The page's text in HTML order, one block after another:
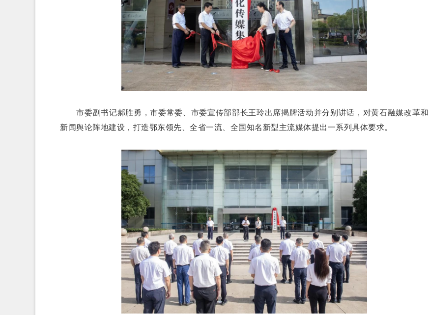
市委副书记郝胜勇，市委常委、市委宣传部部长王玲出席揭牌活动并分别讲话，对黄石融媒改革和
新闻舆论阵地建设，打造鄂东领先、全省一流、全国知名新型主流媒体提出一系列具体要求。